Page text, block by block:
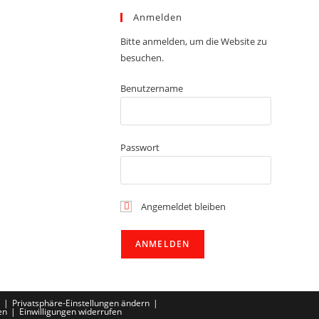
Anmelden
Bitte anmelden, um die Website zu
besuchen.
Benutzername
Passwort
Angemeldet bleiben
Privatsphäre-Einstellungen ändern
Einwilligungen widerrufen